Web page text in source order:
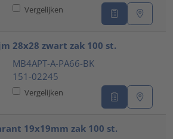
Vergelijken
28x28 zwart zak 100 st.
MB4APT-A-PA66-BK
151-02245
Vergelijken
19x19mm zak 100 st.